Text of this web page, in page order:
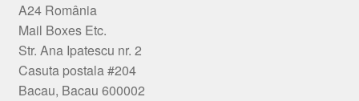
A24 România
Mail Boxes Etc.
Str. Ana Ipatescu nr. 2
Casuta postala #204
Bacau, Bacau 600002